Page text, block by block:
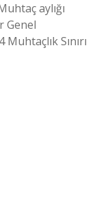
aylığı
Genel
Sınırı